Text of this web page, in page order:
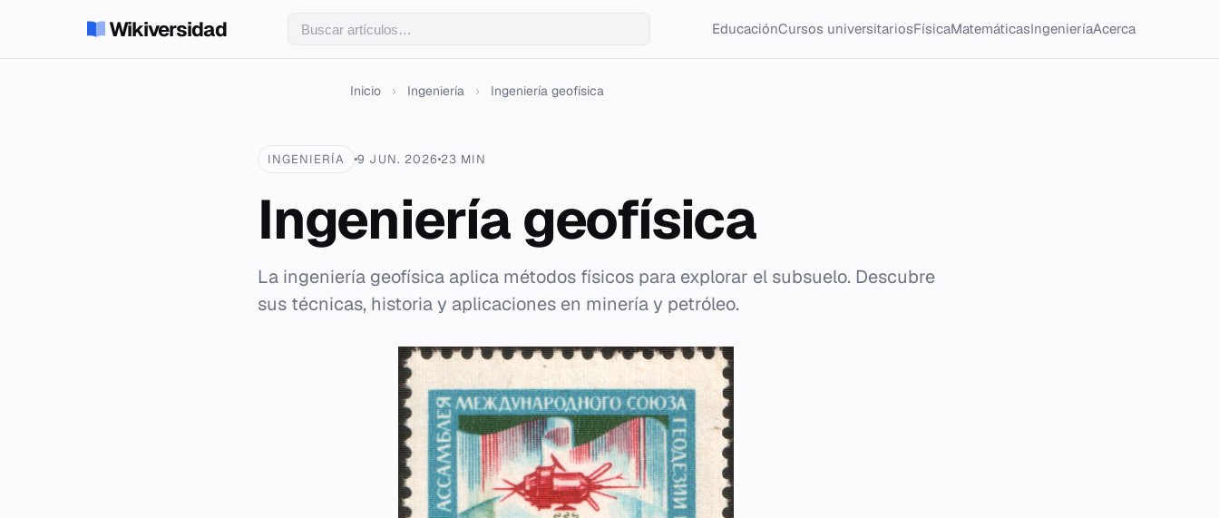
Wikiversidad EducaciónCursos universitariosFísicaMatemáticasIngenieríaAcerca
Inicio › Ingeniería › Ingeniería geofísica
INGENIERÍA 9 JUN. 2026 23 MIN
Ingeniería geofísica
La ingeniería geofísica aplica métodos físicos para explorar el subsuelo. Descubre
sus técnicas, historia y aplicaciones en minería y petróleo.